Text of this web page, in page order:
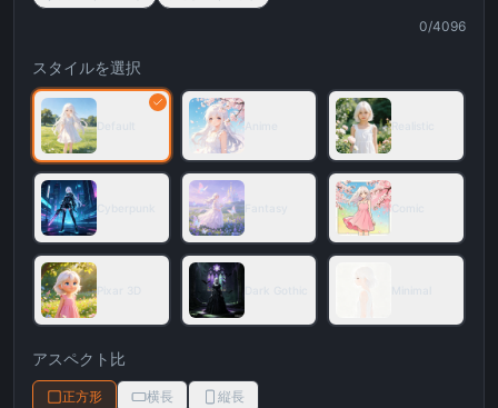
0/4096
スタイルを選択
Anime
Fantasy
アスペクト比
正方形 横長 縦長